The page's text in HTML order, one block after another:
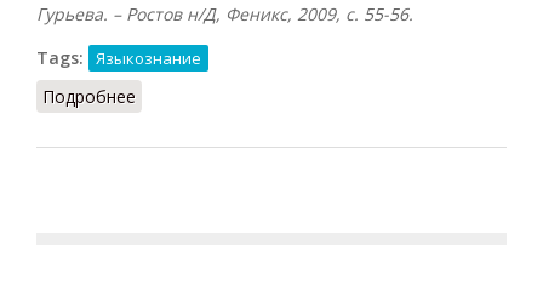
Гурьева. – Ростов н/Д, Феникс, 2009, с. 55-56.
Tags:
Языкознание
Подробнее